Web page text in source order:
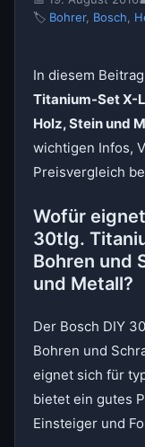
🏷 Bohrer, Bosch
In diesem
Titanium-Set X-
Holz, Stein und
wichtigen Infos,
Preisvergleich
Wofür
30tlg.
Bohren und
und Metall?
Der Bosch DIY
Bohren und
eignet sich für
bietet ein gutes
Einsteiger und